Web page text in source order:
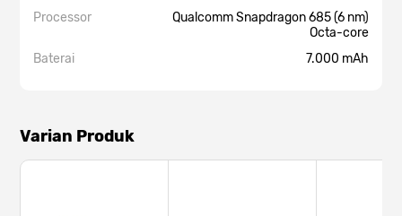
Processor
Qualcomm Snapdragon 685 (6 nm)
Octa-core
Baterai
7.000 mAh
Varian Produk